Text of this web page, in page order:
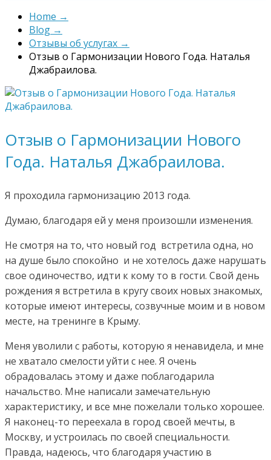
Home →
Blog →
Отзывы об услугах →
Отзыв о Гармонизации Нового Года. Наталья
Джабраилова.
Отзыв о Гармонизации Нового
Года. Наталья Джабраилова.
Я проходила гармонизацию 2013 года.
Думаю, благодаря ей у меня произошли изменения.
Не смотря на то, что новый год встретила одна, но
на душе было спокойно и не хотелось даже нарушать
свое одиночество, идти к кому то в гости. Свой день
рождения я встретила в кругу своих новых знакомых,
которые имеют интересы, созвучные моим и в новом
месте, на тренинге в Крыму.
Меня уволили с работы, которую я ненавидела, и мне
не хватало смелости уйти с нее. Я очень
обрадовалась этому и даже поблагодарила
начальство. Мне написали замечательную
характеристику, и все мне пожелали только хорошее.
Я наконец-то переехала в город своей мечты, в
Москву, и устроилась по своей специальности.
Правда, надеюсь, что благодаря участию в